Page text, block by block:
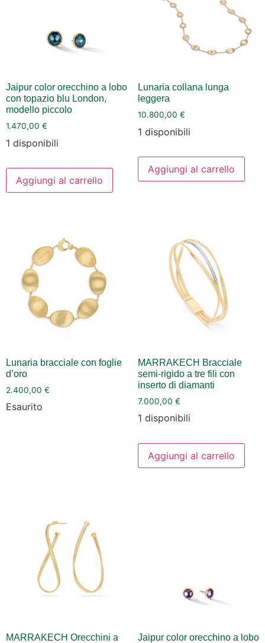
Jaipur color orecchino a lobo
con topazio blu London,
modello piccolo
1.470,00 €
1 disponibili
Aggiungi al carrello
Lunaria collana lunga
leggera
10.800,00 €
1 disponibili
Aggiungi al carrello
Lunaria bracciale con foglie
d’oro
2.400,00 €
Esaurito
MARRAKECH Bracciale
semi-rigido a tre fili con
inserto di diamanti
7.000,00 €
1 disponibili
Aggiungi al carrello
MARRAKECH Orecchini a Jaipur color orecchino a lobo